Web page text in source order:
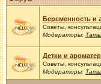
Беременность и
Советы,
Модераторы:
Детки и
Советы,
Модераторы: